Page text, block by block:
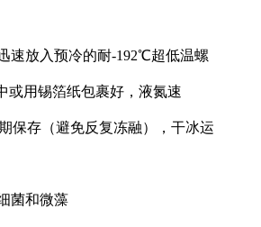
速放入预冷的耐-192℃超低温螺
或用锡箔纸包裹好，液氮速
保存（避免反复冻融），干冰运
菌和微藻